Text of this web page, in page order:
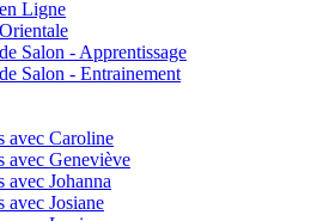
Ligne
Salon - Apprentissage
Salon - Entrainement
avec Caroline
avec Geneviève
avec Johanna
avec Josiane